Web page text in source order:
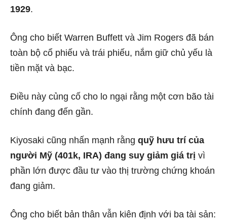
1929.
Ông cho biết Warren Buffett và Jim Rogers đã bán
toàn bộ cổ phiếu và trái phiếu, nắm giữ chủ yếu là
tiền mặt và bạc.
Điều này củng cố cho lo ngại rằng một cơn bão tài
chính đang đến gần.
Kiyosaki cũng nhấn mạnh rằng quỹ hưu trí của
người Mỹ (401k, IRA) đang suy giảm giá trị vì
phần lớn được đầu tư vào thị trường chứng khoán
đang giảm.
Ông cho biết bản thân vẫn kiên định với ba tài sản: